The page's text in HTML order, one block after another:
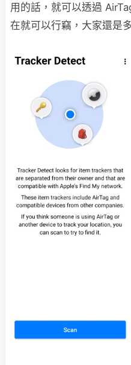
用的話，就可以透過
在就可以行竊，大家還是